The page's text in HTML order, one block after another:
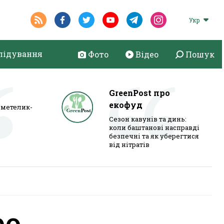
Укр
Фото Відео Пошук
GreenPost про
екофуд
Сезон кавунів та динь:
коли баштанові насправді
безпечні та як уберегтися
від нітратів